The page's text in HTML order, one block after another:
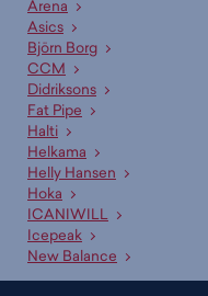
Arena
Asics
Björn Borg
CCM
Didriksons
Fat Pipe
Halti
Helkama
Helly Hansen
Hoka
ICANIWILL
Icepeak
New Balance